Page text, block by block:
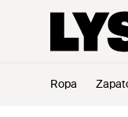
Ropa